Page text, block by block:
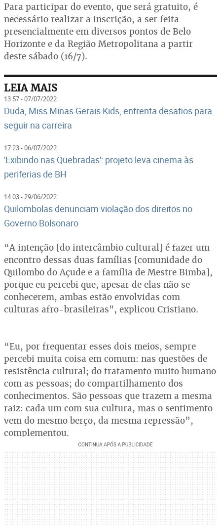
Para participar do evento, que será gratuito, é
necessário realizar a inscrição, a ser feita
presencialmente em diversos pontos de Belo
Horizonte e da Região Metropolitana a partir
deste sábado (16/7).
LEIA MAIS
13:57 - 07/07/2022
Duda, Miss Minas Gerais Kids, enfrenta desafios para
seguir na carreira
17:23 - 06/07/2022
'Exibindo nas Quebradas': projeto leva cinema às
periferias de BH
14:03 - 29/06/2022
Quilombolas denunciam violação dos direitos no
Governo Bolsonaro
“A intenção [do intercâmbio cultural] é fazer um
encontro dessas duas famílias [comunidade do
Quilombo do Açude e a família de Mestre Bimba],
porque eu percebi que, apesar de elas não se
conhecerem, ambas estão envolvidas com
culturas afro-brasileiras", explicou Cristiano.
“Eu, por frequentar esses dois meios, sempre
percebi muita coisa em comum: nas questões de
resistência cultural; do tratamento muito humano
com as pessoas; do compartilhamento dos
conhecimentos. São pessoas que trazem a mesma
raiz: cada um com sua cultura, mas o sentimento
vem do mesmo berço, da mesma repressão”,
complementou.